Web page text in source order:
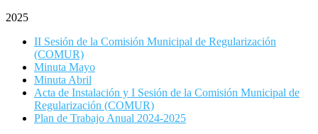
2025
II Sesión de la Comisión Municipal de Regularización
(COMUR)
Minuta Mayo
Minuta Abril
Acta de Instalación y I Sesión de la Comisión Municipal de
Regularización (COMUR)
Plan de Trabajo Anual 2024-2025